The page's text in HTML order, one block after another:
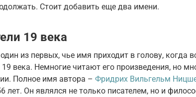
Стоит добавить еще два имени.
19 века
из первых, чье имя приходит в голову, когда
19 века. Немногие читают его произведения, но
Полное имя автора – Фридрих Вильгельм
лет. Он являлся не только писателем, но и